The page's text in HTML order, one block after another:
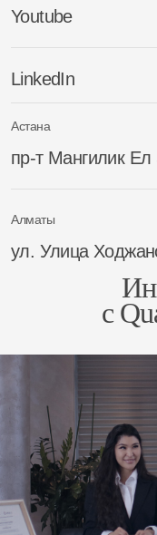
Youtube
LinkedIn
Астана
пр-т Мангилик
Алматы
ул. ​Улица
с